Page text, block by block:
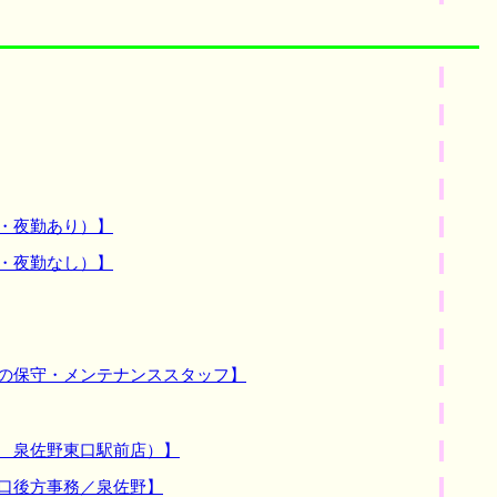
勤あり）】
勤なし）】
守・メンテナンススタッフ】
佐野東口駅前店）】
方事務／泉佐野】